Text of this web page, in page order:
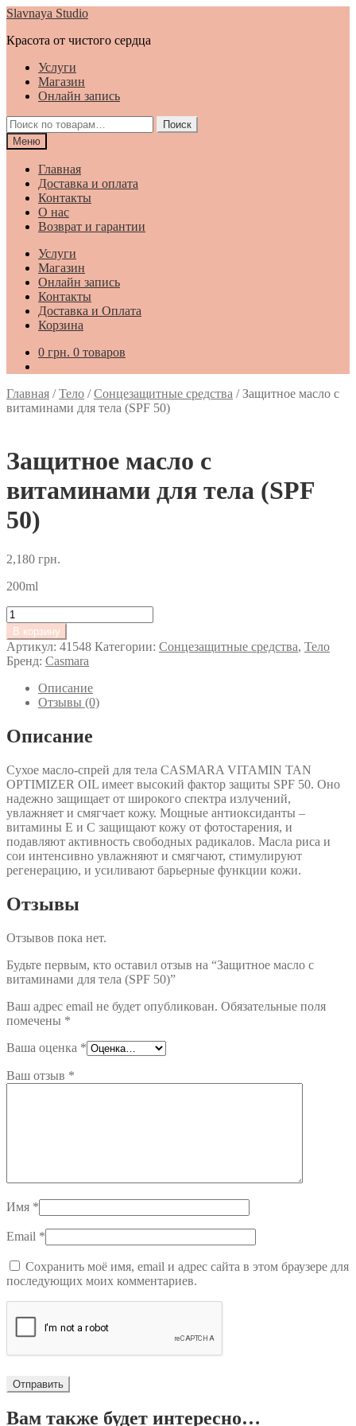
Перейти
навигации
Перейти
содержимому
Slavnaya Studio
Красота от чистого сердца
Услуги
Магазин
Онлайн запись
Искать:
Поиск
Меню
Главная
Доставка и оплата
Контакты
О нас
Возврат и гарантии
Услуги
Магазин
Онлайн запись
Контакты
Доставка и Оплата
Корзина
0 грн. 0 товаров
Главная /Тело /Сонцезащитные средства /Защитное масло с
витаминами для тела (SPF 50)
Защитное масло с
витаминами для тела (SPF
50)
2,180 грн.
200ml
Количество
товара
Защитное
масло
с
витаминами
(SPF
50)
В корзину
Артикул: 41548 Категории: Сонцезащитные средства, Тело
Бренд: Casmara
Описание
Отзывы (0)
Описание
Сухое масло-спрей для тела CASMARA VITAMIN TAN
OPTIMIZER OIL имеет высокий фактор защиты SPF 50. Оно
надежно защищает от широкого спектра излучений,
увлажняет и смягчает кожу. Мощные антиоксиданты –
витамины Е и С защищают кожу от фотостарения, и
подавляют активность свободных радикалов. Масла риса и
сои интенсивно увлажняют и смягчают, стимулируют
регенерацию, и усиливают барьерные функции кожи.
Отзывы
Отзывов пока нет.
Будьте первым, кто оставил отзыв на “Защитное масло с
витаминами для тела (SPF 50)”
Ваш адрес email не будет опубликован. Обязательные поля
помечены *
Ваша оценка *
Ваш отзыв *
Имя *
Email *
Сохранить моё имя, email и адрес сайта в этом браузере для
последующих моих комментариев.
Вам также будет интересно…